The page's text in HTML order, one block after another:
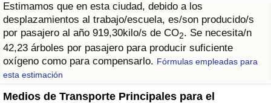
Estimamos que en esta ciudad, debido a los
desplazamientos al trabajo/escuela, es/son producido/s
por pasajero al año 919,30kilo/s de CO2. Se necesita/n
42,23 árboles por pasajero para producir suficiente
oxígeno como para compensarlo. Fórmulas empleadas para
esta estimación
Medios de Transporte Principales para el
en aqaba
Delincuencia
Calificación del Índice de Criminalidad
(Actual)